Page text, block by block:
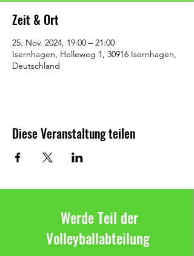
Zeit & Ort
25. Nov. 2024, 19:00 – 21:00
Isernhagen, Helleweg 1, 30916 Isernhagen,
Deutschland
Diese Veranstaltung teilen
Werde Teil der
Volleyballabteilung